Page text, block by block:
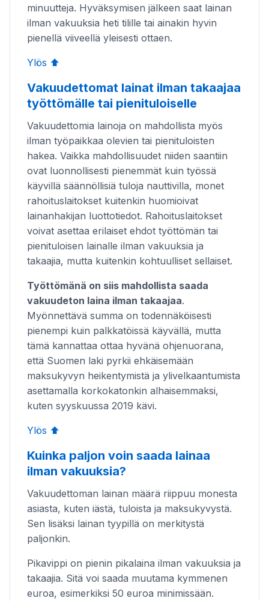
minuutteja. Hyväksymisen jälkeen saat lainan
ilman vakuuksia heti tilille tai ainakin hyvin
pienellä viiveellä yleisesti ottaen.
Ylös ⬆️
Vakuudettomat lainat ilman takaajaa
työttömälle tai pienituloiselle
Vakuudettomia lainoja on mahdollista myös
ilman työpaikkaa olevien tai pienituloisten
hakea. Vaikka mahdollisuudet niiden saantiin
ovat luonnollisesti pienemmät kuin työssä
käyvillä säännöllisiä tuloja nauttivilla, monet
rahoituslaitokset kuitenkin huomioivat
lainanhakijan luottotiedot. Rahoituslaitokset
voivat asettaa erilaiset ehdot työttömän tai
pienituloisen lainalle ilman vakuuksia ja
takaajia, mutta kuitenkin kohtuulliset sellaiset.
Työttömänä on siis mahdollista saada
vakuudeton laina ilman takaajaa.
Myönnettävä summa on todennäköisesti
pienempi kuin palkkatöissä käyvällä, mutta
tämä kannattaa ottaa hyvänä ohjenuorana,
että Suomen laki pyrkii ehkäisemään
maksukyvyn heikentymistä ja ylivelkaantumista
asettamalla korkokatonkin alhaisemmaksi,
kuten syyskuussa 2019 kävi.
Ylös ⬆️
Kuinka paljon voin saada lainaa
ilman vakuuksia?
Vakuudettoman lainan määrä riippuu monesta
asiasta, kuten iästä, tuloista ja maksukyvystä.
Sen lisäksi lainan tyypillä on merkitystä
paljonkin.
Pikavippi on pienin pikalaina ilman vakuuksia ja
takaajia. Sitä voi saada muutama kymmenen
euroa, esimerkiksi 50 euroa minimissään.